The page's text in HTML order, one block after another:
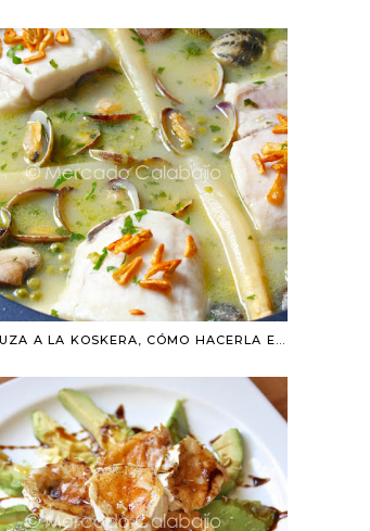
MERLUZA A LA KOSKERA, CÓMO HACERLA EN CASA. RECETA